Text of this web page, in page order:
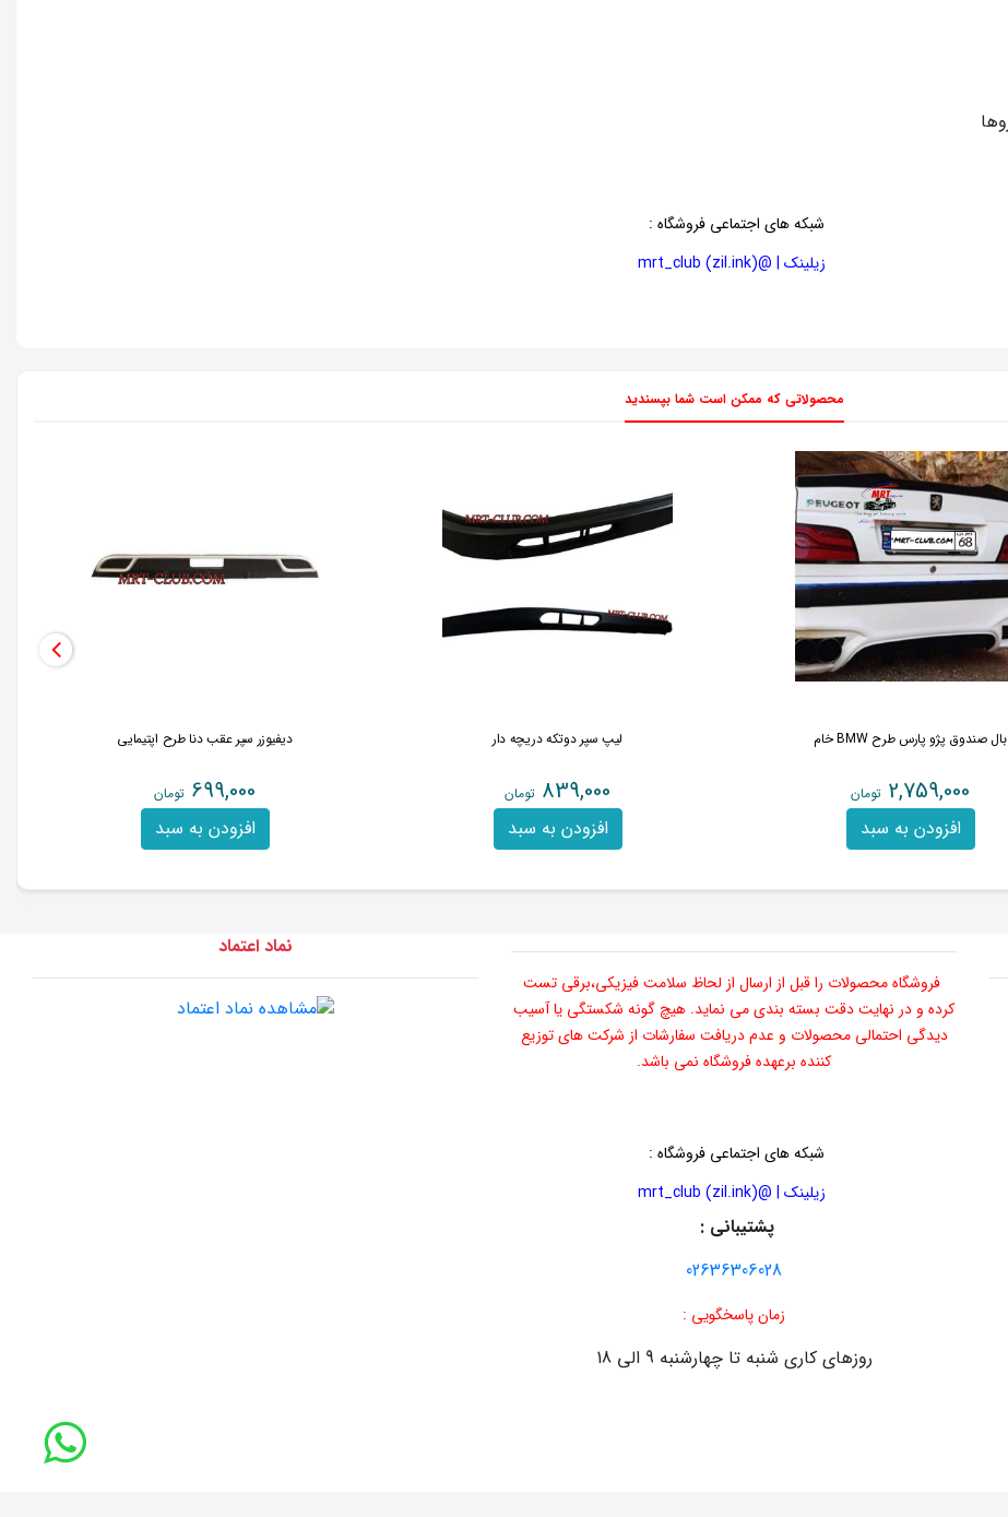
شبکه های اجتماعی فروشگاه :
زیلینک | @mrt_club (zil.ink)
محصولاتی که ممکن است شما بپسندید
بال صندوق پژو پارس طرح BMW خام
2,759,000 تومان
افزودن به سبد
لیپ سپر دوتکه دریچه دار
839,000 تومان
افزودن به سبد
دیفیوزر سپر عقب دنا طرح اپتیمایی
699,000 تومان
افزودن به سبد
فروشگاه محصولات را قبل از ارسال از لحاظ سلامت فیزیکی،برقی تست
کرده و در نهایت دقت بسته بندی می نماید. هیچ گونه شکستگی یا آسیب
دیدگی احتمالی محصولات و عدم دریافت سفارشات از شرکت های توزیع
کننده برعهده فروشگاه نمی باشد.
شبکه های اجتماعی فروشگاه :
زیلینک | @mrt_club (zil.ink)
پشتیبانی :
02636306028
زمان پاسخگویی :
روزهای کاری شنبه تا چهارشنبه 9 الی 18
نماد اعتماد